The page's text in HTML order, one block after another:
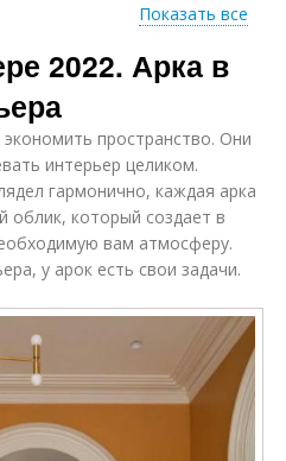
Трапециевидные
арки
Античные арки
Межкомнатные арки
Показать все
2022. Арка в
пространство. Они
интерьер целиком.
гармонично, каждая арка
облик, который создает в
вам атмосферу.
у арок есть свои задачи.